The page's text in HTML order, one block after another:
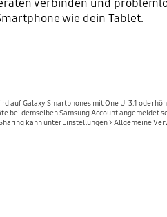
verbinden und
wie dein Tablet.
Galaxy Smartphones mit One UI 3.1 oder
bei demselben Samsung Account angemeldet
kann unter Einstellungen > Allgemeine